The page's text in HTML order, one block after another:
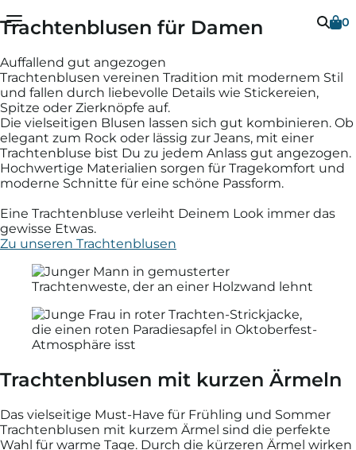
0
Trachtenblusen für Damen
Auffallend gut angezogen
Trachten­blusen ver­einen Tradition mit moder­nem Stil
und fallen durch liebe­volle Details wie Sticke­reien,
Spitze oder Zier­knöpfe auf.
Die viel­seitigen Blusen lassen sich gut kombi­nieren. Ob
elegant zum Rock oder lässig zur Jeans, mit einer
Trachten­bluse bist Du zu jedem Anlass gut angezogen.
Hoch­wertige Materialien sorgen für Trage­komfort und
moderne Schnitte für eine schöne Passform.
Eine Trachten­bluse ver­leiht Deinem Look immer das
gewisse Etwas.
Zu unseren Trachtenblusen
Trachtenblusen mit kurzen Ärmeln
Das vielseitige Must-Have für Frühling und Sommer
Trachten­blusen mit kurzem Ärmel sind die per­fekte
Wahl für warme Tage. Durch die kürzeren Ärmel wirken
Dein Warenkorb ist leer
Sobald Du Artikel in Deinen Warenkorb gelegt
hast, erscheinen diese hier.
Weiter einkaufen
Vielen Dank
Schließen